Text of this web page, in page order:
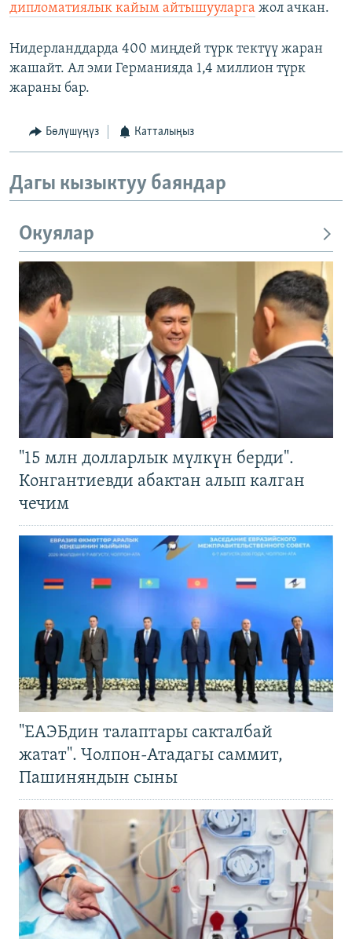
дипломатиялык кайым айтышууларга жол ачкан.
Нидерланддарда 400 миңдей түрк тектүү жаран
жашайт. Ал эми Германияда 1,4 миллион түрк
жараны бар.
Бөлүшүңүз Катталыңыз
Дагы кызыктуу баяндар
Окуялар
"15 млн долларлык мүлкүн берди".
Конгантиевди абактан алып калган
чечим
"ЕАЭБдин талаптары сакталбай
жатат". Чолпон-Атадагы саммит,
Пашиняндын сыны